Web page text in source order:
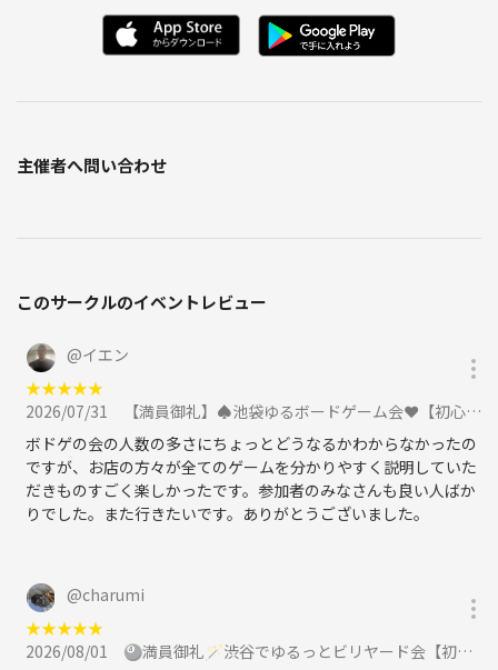
主催者へ問い合わせ
このサークルのイベントレビュー
@イエン
★★★★★
2026/07/31
【満員御礼】♠️池袋ゆるボードゲーム会❤️【初心者大歓迎🔰】に参加
ボドゲの会の人数の多さにちょっとどうなるかわからなかったの
ですが、お店の方々が全てのゲームを分かりやすく説明していた
だきものすごく楽しかったです。参加者のみなさんも良い人ばか
りでした。また行きたいです。ありがとうございました。
@charumi
★★★★★
2026/08/01
🎱満員御礼🪄渋谷でゆるっとビリヤード会【初心者大歓迎🔰】に参加